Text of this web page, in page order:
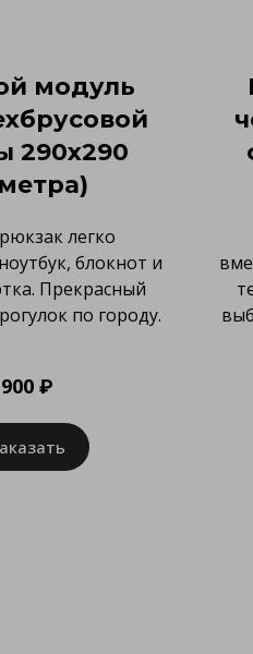
модуль
290х290
легко
блокнот и
Прекрасный
по городу.
900 ₽